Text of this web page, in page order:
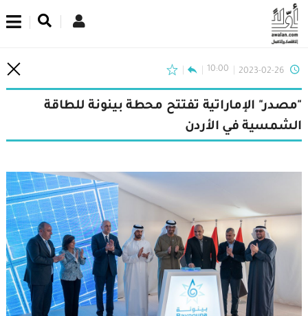
2023-02-26
10:00
"مصدر" الإماراتية تفتتح محطة بينونة للطاقة
الشمسية في الأردن
اشترك في نشرتنا الإخبارية